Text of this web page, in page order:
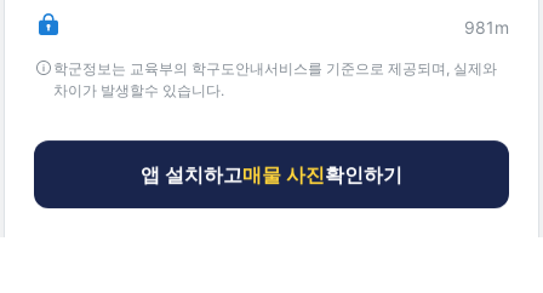
981m
학군정보는 교육부의 학구도안내서비스를 기준으로 제공되며, 실제와
차이가 발생할수 있습니다.
앱 설치하고매물 사진확인하기